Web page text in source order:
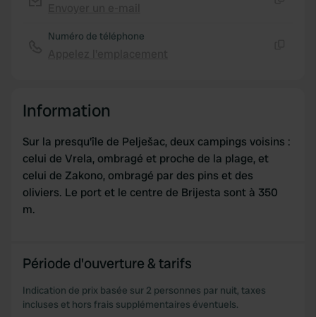
Numéro de téléphone
Information
Sur la presqu'île de Pelješac, deux campings voisins :
celui de Vrela, ombragé et proche de la plage, et
celui de Zakono, ombragé par des pins et des
oliviers. Le port et le centre de Brijesta sont à 350
m.
Période d'ouverture & tarifs
Indication de prix basée sur 2 personnes par nuit, taxes
incluses et hors frais supplémentaires éventuels.